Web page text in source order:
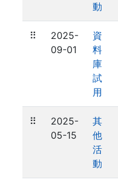
動
⠿
2025-
09-01
資
料
庫
試
用
⠿
2025-
05-15
其
他
活
動